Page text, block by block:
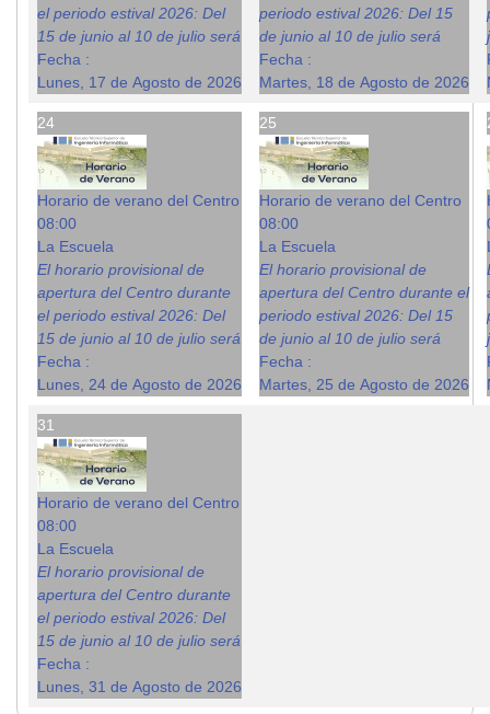
el periodo estival 2026: Del
15 de junio al 10 de julio será
Fecha :
Lunes, 17 de Agosto de 2026
periodo estival 2026: Del 15
de junio al 10 de julio será
Fecha :
Martes, 18 de Agosto de 2026
24
Horario de verano del Centro
08:00
La Escuela
El horario provisional de
apertura del Centro durante
el periodo estival 2026: Del
15 de junio al 10 de julio será
Fecha :
Lunes, 24 de Agosto de 2026
25
Horario de verano del Centro
08:00
La Escuela
El horario provisional de
apertura del Centro durante el
periodo estival 2026: Del 15
de junio al 10 de julio será
Fecha :
Martes, 25 de Agosto de 2026
31
Horario de verano del Centro
08:00
La Escuela
El horario provisional de
apertura del Centro durante
el periodo estival 2026: Del
15 de junio al 10 de julio será
Fecha :
Lunes, 31 de Agosto de 2026